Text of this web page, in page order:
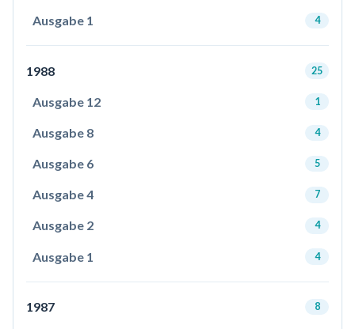
Ausgabe 1 4
1988 25
Ausgabe 12 1
Ausgabe 8 4
Ausgabe 6 5
Ausgabe 4 7
Ausgabe 2 4
Ausgabe 1 4
1987 8